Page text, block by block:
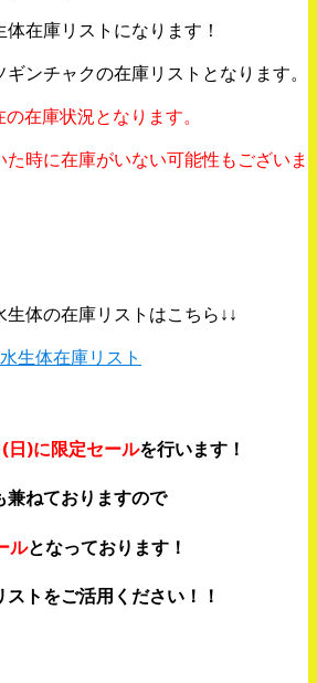
在庫リストになります！
ンチャクの在庫リストとなります。
在庫状況となります。
時に在庫がいない可能性もございま
生体の在庫リストはこちら↓↓
生体在庫リスト
日)に限定セールを行います！
兼ねておりますので
ルとなっております！
トをご活用ください！！